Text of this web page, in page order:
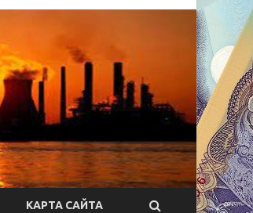
КАРТА САЙТА